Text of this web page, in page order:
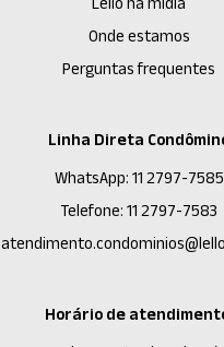
Onde estamos
Perguntas frequentes
Linha Direta
WhatsApp: 11 2797-7585
Telefone: 11 2797-7583
Horário de